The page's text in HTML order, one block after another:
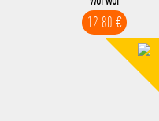
12.80 €